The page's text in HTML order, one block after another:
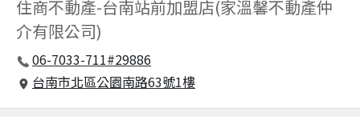
住商不動產-台南站前加盟店(家溫馨不動產仲
介有限公司)
06-7033-711#29886
台南市北區公園南路63號1樓